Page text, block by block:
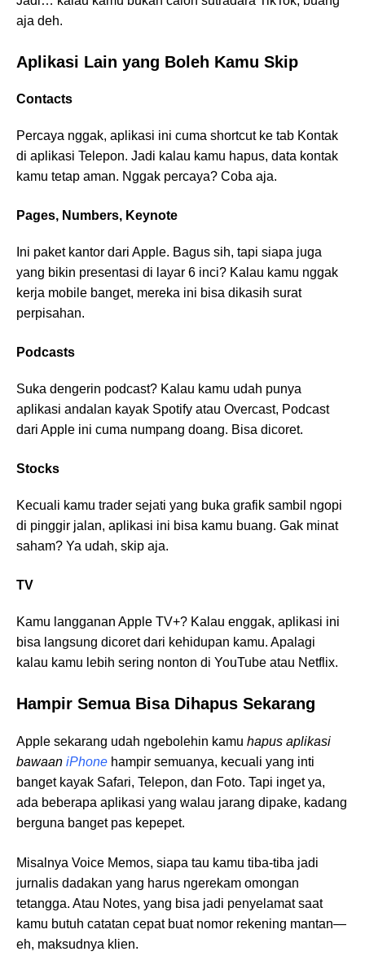
aja deh.
Aplikasi Lain yang Boleh Kamu Skip
Contacts
Percaya nggak, aplikasi ini cuma shortcut ke tab Kontak
di aplikasi Telepon. Jadi kalau kamu hapus, data kontak
kamu tetap aman. Nggak percaya? Coba aja.
Pages, Numbers, Keynote
Ini paket kantor dari Apple. Bagus sih, tapi siapa juga
yang bikin presentasi di layar 6 inci? Kalau kamu nggak
kerja mobile banget, mereka ini bisa dikasih surat
perpisahan.
Podcasts
Suka dengerin podcast? Kalau kamu udah punya
aplikasi andalan kayak Spotify atau Overcast, Podcast
dari Apple ini cuma numpang doang. Bisa dicoret.
Stocks
Kecuali kamu trader sejati yang buka grafik sambil ngopi
di pinggir jalan, aplikasi ini bisa kamu buang. Gak minat
saham? Ya udah, skip aja.
TV
Kamu langganan Apple TV+? Kalau enggak, aplikasi ini
bisa langsung dicoret dari kehidupan kamu. Apalagi
kalau kamu lebih sering nonton di YouTube atau Netflix.
Hampir Semua Bisa Dihapus Sekarang
Apple sekarang udah ngebolehin kamu hapus aplikasi
bawaan iPhone hampir semuanya, kecuali yang inti
banget kayak Safari, Telepon, dan Foto. Tapi inget ya,
ada beberapa aplikasi yang walau jarang dipake, kadang
berguna banget pas kepepet.
Misalnya Voice Memos, siapa tau kamu tiba-tiba jadi
jurnalis dadakan yang harus ngerekam omongan
tetangga. Atau Notes, yang bisa jadi penyelamat saat
kamu butuh catatan cepat buat nomor rekening mantan—
eh, maksudnya klien.